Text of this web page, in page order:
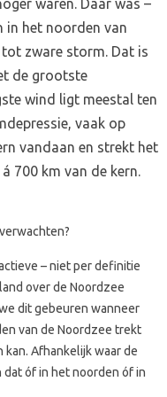
waren. Daar was –
in het noorden van
tot zware storm. Dat is
de grootste
wind ligt meestal ten
vaak op
vandaan en strekt het
700 km van de kern.
– niet per definitie
over de Noordzee
dit gebeuren wanneer
van de Noordzee trekt
Afhankelijk waar de
óf in het noorden óf in